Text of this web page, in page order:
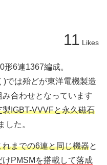
11 Likes
6連1367編成。
では殆どが東洋電機製造
合わせとなっています
製IGBT-VVVFと永久磁石
した。
までの6連と同じ機器と
PMSMを搭載して落成